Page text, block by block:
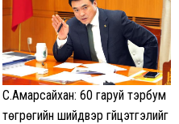
С.Амарсайхан: 60 гаруй тэрбум
төгрөгийн шийдвэр гүйцэтгэлийг